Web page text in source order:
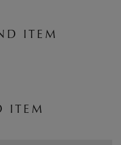
ITEM
ITEM